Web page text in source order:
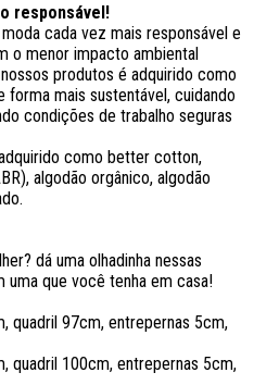
responsável!
cada vez mais responsável e
o menor impacto ambiental
produtos é adquirido como
forma mais sustentável, cuidando
condições de trabalho seguras
como better cotton,
algodão orgânico, algodão
dá uma olhadinha nessas
que você tenha em casa!
quadril 97cm, entrepernas 5cm,
quadril 100cm, entrepernas 5cm,